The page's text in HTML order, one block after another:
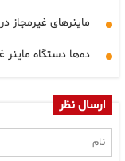
ماینرهای
ده‌ها دستگاه
ارسال نظر